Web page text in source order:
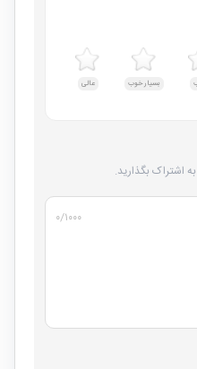
بسیار خوب عالی
اشتراک بگذارید.
۰/۱۰۰۰